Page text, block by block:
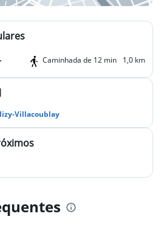
Caminhada de 12 min 1,0 km
Villacoublay